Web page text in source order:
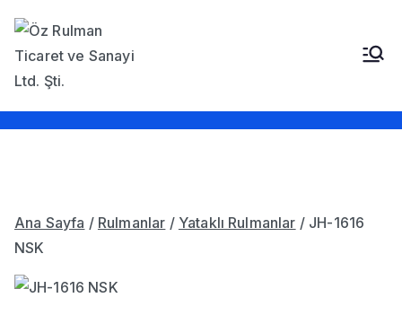
geç
Sızdırmazlık Elemanları,
Bantlar
Ana Sayfa / Rulmanlar / Yataklı Rulmanlar / JH-1616
NSK